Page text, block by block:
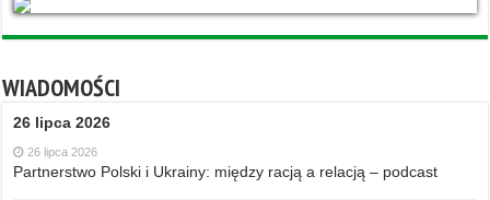
WIADOMOŚCI
26 lipca 2026
26 lipca 2026
Partnerstwo Polski i Ukrainy: między racją a relacją – podcast